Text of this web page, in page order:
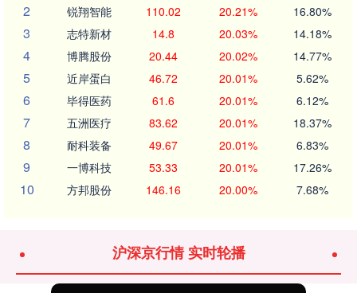
2 锐翔智能 110.02 20.21% 16.80%
3 志特新材 14.8 20.03% 14.18%
4 博腾股份 20.44 20.02% 14.77%
5 近岸蛋白 46.72 20.01% 5.62%
6 毕得医药 61.6 20.01% 6.12%
7 五洲医疗 83.62 20.01% 18.37%
8 耐科装备 49.67 20.01% 6.83%
9 一博科技 53.33 20.01% 17.26%
10 方邦股份 146.16 20.00% 7.68%
沪深京行情 实时轮播